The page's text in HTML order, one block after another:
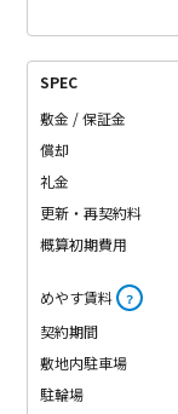
SPEC
敷金 / 保証金
償却
礼金
更新・再契約料
概算初期費用
めやす賃料 ？
契約期間
敷地内駐車場
駐輪場